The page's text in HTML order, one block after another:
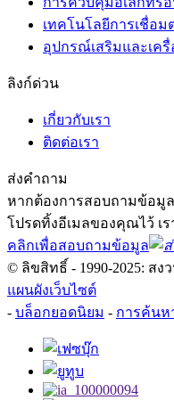
เทคโนโลยีการเชื่อม
อุปกรณ์เสริมและเครื่
ลิงก์ด่วน
เกี่ยวกับเรา
ติดต่อเรา
ส่งคำถาม
หากต้องการสอบถามข้อมู
โปรดทิ้งอีเมลของคุณไว้ เ
คลิกเพื่อสอบถามข้อมูล
© ลิขสิทธิ์ - 1990-2025: ส
แผนผังเว็บไซต์
- บล็อกยอดนิยม - การค้นห